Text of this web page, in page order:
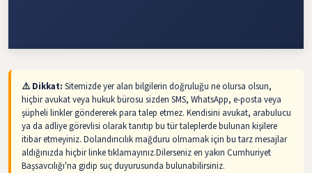
⚠️ Dikkat: Sitemizde yer alan bilgilerin doğruluğu ne olursa olsun,
hiçbir avukat veya hukuk bürosu sizden SMS, WhatsApp, e-posta veya
şüpheli linkler göndererek para talep etmez. Kendisini avukat, arabulucu
ya da adliye görevlisi olarak tanıtıp bu tür taleplerde bulunan kişilere
itibar etmeyiniz. Dolandırıcılık mağduru olmamak için bu tarz mesajlar
aldığınızda hiçbir linke tıklamayınız.Dilerseniz en yakın Cumhuriyet
Başsavcılığı'na gidip suç duyurusunda bulunabilirsiniz.